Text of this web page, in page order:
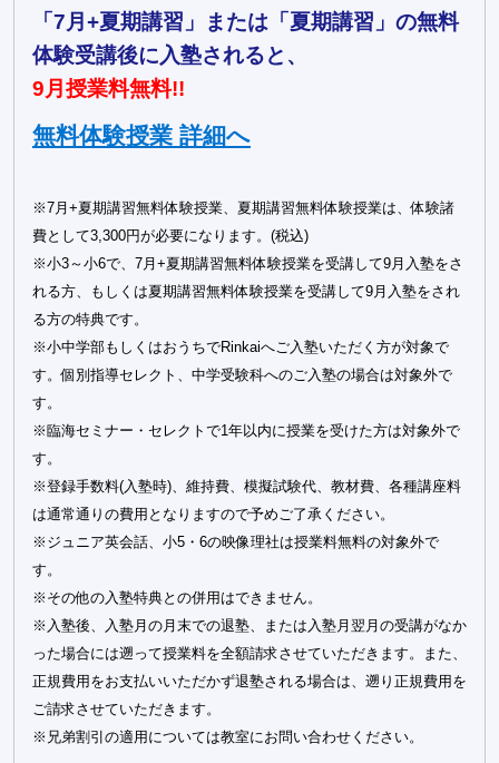
「7月+夏期講習」または「夏期講習」の無料
体験受講後に入塾されると、
9月授業料無料!!
無料体験授業 詳細へ
※7月+夏期講習無料体験授業、夏期講習無料体験授業は、体験諸
費として3,300円が必要になります。(税込)
※小3～小6で、7月+夏期講習無料体験授業を受講して9月入塾をさ
れる方、もしくは夏期講習無料体験授業を受講して9月入塾をされ
る方の特典です。
※小中学部もしくはおうちでRinkaiへご入塾いただく方が対象で
す。個別指導セレクト、中学受験科へのご入塾の場合は対象外で
す。
※臨海セミナー・セレクトで1年以内に授業を受けた方は対象外で
す。
※登録手数料(入塾時)、維持費、模擬試験代、教材費、各種講座料
は通常通りの費用となりますので予めご了承ください。
※ジュニア英会話、小5・6の映像理社は授業料無料の対象外で
す。
※その他の入塾特典との併用はできません。
※入塾後、入塾月の月末での退塾、または入塾月翌月の受講がなか
った場合には遡って授業料を全額請求させていただきます。また、
正規費用をお支払いいただかず退塾される場合は、遡り正規費用を
ご請求させていただきます。
※兄弟割引の適用については教室にお問い合わせください。